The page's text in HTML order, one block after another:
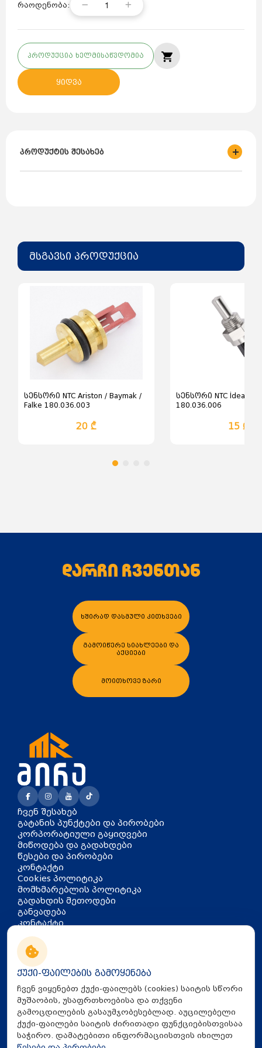
რაოდენობა: 1
პროდუქცია ხელმისაწვდომია
ყიდვა
პროდუქტის შესახებ
მსგავსი პროდუქცია
სენსორი NTC Ariston / Baymak /
Falke 180.036.003
20 ₾
სენსორი NTC İdeal
180.036.006
15 ₾
დარჩი ჩვენთან
ხშირად დასმული კითხვები
გამოიწერე სიახლეები და
აქციები
მოითხოვე ზარი
კონტაქტი
თბილისი, აკაკი წერეთლის
გამზირი 126
info@mira.ge
032 235 60 01
ჩვენ შესახებ
გატანის პუნქტები და პირობები
კორპორატიული გაყიდვები
მიწოდება და გადახდები
წესები და პირობები
კონტაქტი
Cookies პოლიტიკა
მომხმარებლის პოლიტიკა
გადახდის მეთოდები
განვადება
ქუქი-ფაილების გამოყენება
ჩვენ ვიყენებთ ქუქი-ფაილებს (cookies) საიტის სწორი
მუშაობის, უსაფრთხოებისა და თქვენი
გამოცდილების გასაუმჯობესებლად. აუცილებელი
ქუქი-ფაილები საიტის ძირითადი ფუნქციებისთვისაა
საჭირო. დამატებითი ინფორმაციისთვის იხილეთ